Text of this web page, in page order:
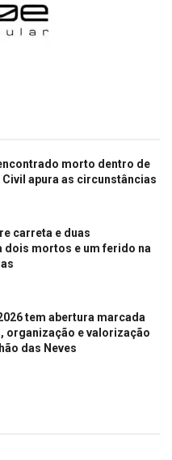
morto dentro de
apura as circunstâncias
carreta e duas
dois mortos e um ferido na
tem abertura marcada
organização e valorização
das Neves